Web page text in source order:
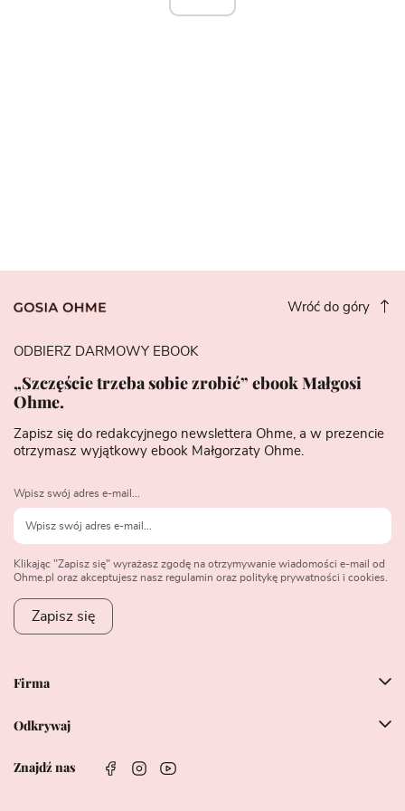
Wróć do góry
Firma
Odkrywaj
Znajdź nas
ODBIERZ DARMOWY EBOOK
„Szczęście trzeba sobie zrobić” ebook Małgosi
Ohme.
Zapisz się do redakcyjnego newslettera Ohme, a w prezencie
otrzymasz wyjątkowy ebook Małgorzaty Ohme.
Wpisz swój adres e-mail...
Klikając "Zapisz się" wyrażasz zgodę na otrzymywanie wiadomości e-mail od
Ohme.pl oraz akceptujesz nasz regulamin oraz politykę prywatności i cookies.
Zapisz się